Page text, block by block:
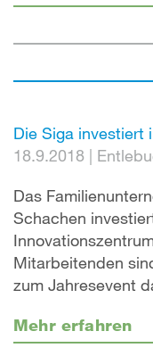
Die Siga investiert
18.9.2018 |
Das
Schachen
Mitarbeitenden
zum Jahresevent
Mehr erfahren